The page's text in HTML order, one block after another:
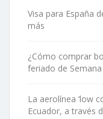
Visa para España
más
¿Cómo comprar
feriado de Semana
La aerolínea ‘low
Ecuador, a través